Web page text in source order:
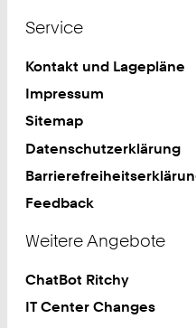
Service
Kontakt und Lagepläne
Impressum
Sitemap
Datenschutzerklärung
Feedback
Weitere Angebote
ChatBot Ritchy
IT Center Changes